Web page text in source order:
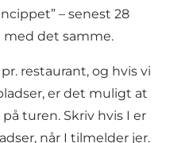
– senest 28
med det samme.
restaurant, og hvis vi
er det muligt at
turen. Skriv hvis I er
når I tilmelder jer.